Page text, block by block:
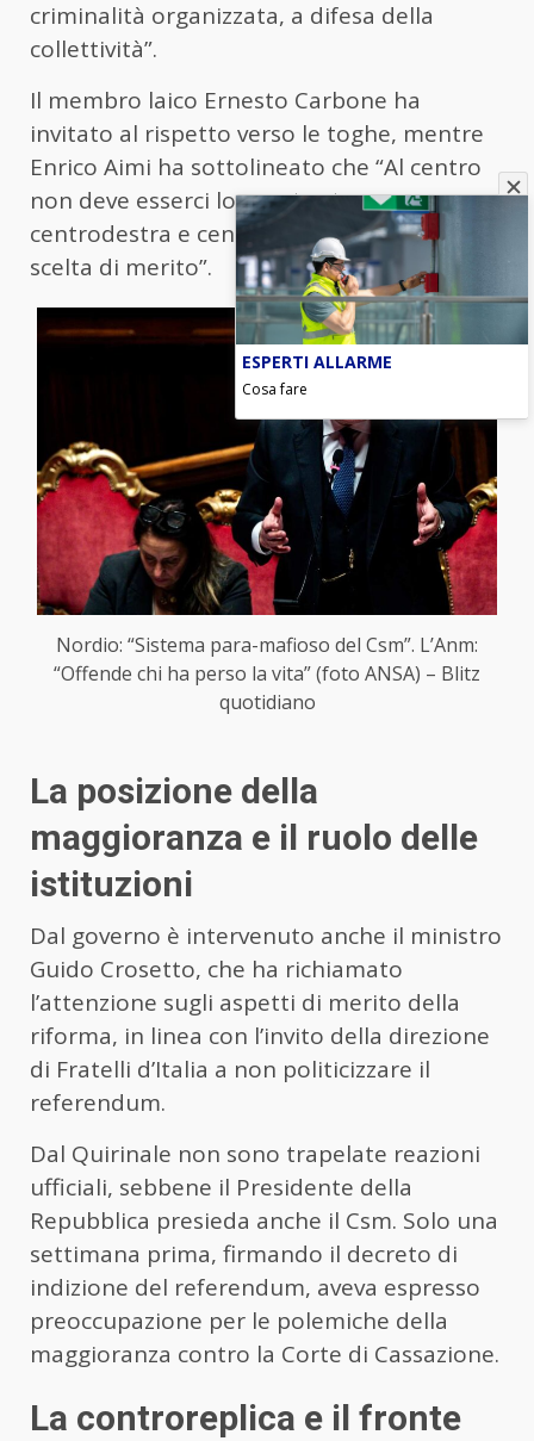
criminalità organizzata, a difesa della
collettività”.
Il membro laico Ernesto Carbone ha
invitato al rispetto verso le toghe, mentre
Enrico Aimi ha sottolineato che “Al centro
non deve esserci lo scontro tra
centrodestra e centrosinistra, ma una
scelta di merito”.
Nordio: “Sistema para-mafioso del Csm”. L’Anm:
“Offende chi ha perso la vita” (foto ANSA) – Blitz
quotidiano
La posizione della
maggioranza e il ruolo delle
istituzioni
Dal governo è intervenuto anche il ministro
Guido Crosetto, che ha richiamato
l’attenzione sugli aspetti di merito della
riforma, in linea con l’invito della direzione
di Fratelli d’Italia a non politicizzare il
referendum.
Dal Quirinale non sono trapelate reazioni
ufficiali, sebbene il Presidente della
Repubblica presieda anche il Csm. Solo una
settimana prima, firmando il decreto di
indizione del referendum, aveva espresso
preoccupazione per le polemiche della
maggioranza contro la Corte di Cassazione.
La controreplica e il fronte
ESPERTI ALLARME
Cosa fare